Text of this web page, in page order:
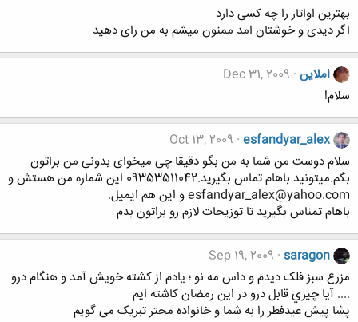
بهترین اواتار را چه کسی دارد
اگر دیدی و خوشتان امد ممنون میشم به من رای دهید
املاين Dec 31, 2009
سلام!
esfandyar_alex
Oct 13, 2009
سلام دوست من شما به من بگو دقیقا چی میخوای بدونی من براتون
بگم.میتونید باهام تماس بگیرید.09353511042 این شماره من هستش و
esfandyar_alex@yahoo.com و این هم ایمیل.
باهام تمناس بگیرید تا توزیحات لازم رو براتون بدم
saragon
Sep 19, 2009
مزرع سبز فلک ديدم و داس مه نو ؛ يادم از کشته خويش آمد و هنگام درو
.... آيا چيزي قابل درو در اين رمضان کاشته ايم
پشا پیش عیدفطر را به شما و خانواده محتر تبریک می گویم